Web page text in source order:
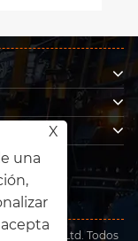
Co., Ltd. Todos
X
una